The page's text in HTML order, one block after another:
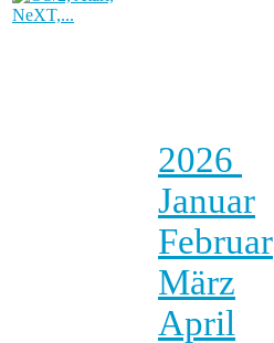
2026
Januar
Februar
März
April